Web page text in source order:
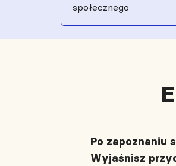
społecznego
Po zapoznaniu
Wyjaśnisz